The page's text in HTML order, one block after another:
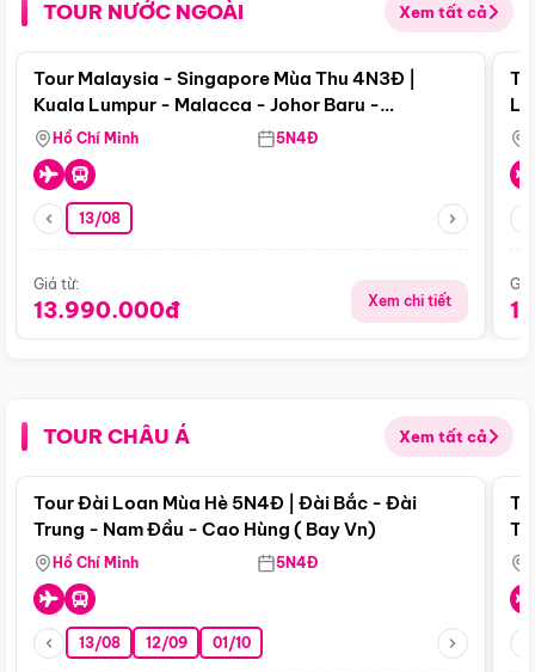
TOUR NƯỚC NGOÀI Xem tất cả
Điểm nổi bật
Tour Malaysia - Singapore Mùa Thu 4N3Đ |
Kuala Lumpur - Malacca - Johor Baru -
Singapore
Hồ Chí Minh 5N4Đ
13/08
Giá từ:
13.990.000đ Xem chi tiết
TOUR CHÂU Á Xem tất cả
Điểm nổi bật
Tour Đài Loan Mùa Hè 5N4Đ | Đài Bắc - Đài
Trung - Nam Đầu - Cao Hùng ( Bay Vn)
Hồ Chí Minh 5N4Đ
13/08 12/09 01/10